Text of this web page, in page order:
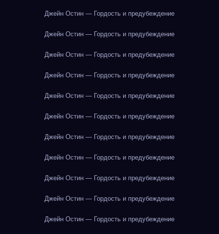
Джейн Остин — Гордость и предубеждение
Джейн Остин — Гордость и предубеждение
Джейн Остин — Гордость и предубеждение
Джейн Остин — Гордость и предубеждение
Джейн Остин — Гордость и предубеждение
Джейн Остин — Гордость и предубеждение
Джейн Остин — Гордость и предубеждение
Джейн Остин — Гордость и предубеждение
Джейн Остин — Гордость и предубеждение
Джейн Остин — Гордость и предубеждение
Джейн Остин — Гордость и предубеждение